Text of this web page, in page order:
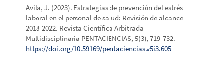
Avila, J. (2023). Estrategias de prevención del estrés
laboral en el personal de salud: Revisión de alcance
2018-2022. Revista Científica Arbitrada
Multidisciplinaria PENTACIENCIAS, 5(3), 719-732.
https://doi.org/10.59169/pentaciencias.v5i3.605